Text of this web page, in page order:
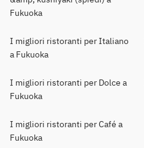
Fukuoka
I migliori ristoranti per Italiano
a Fukuoka
I migliori ristoranti per Dolce a
Fukuoka
I migliori ristoranti per Café a
Fukuoka